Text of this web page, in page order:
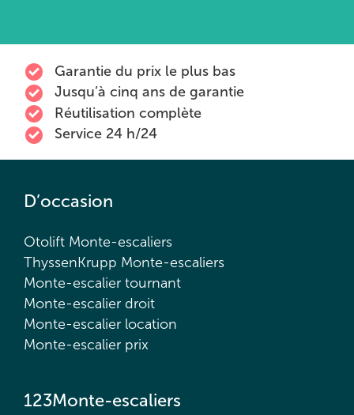
Garantie du prix le plus bas
Jusqu’à cinq ans de garantie
Réutilisation complète
Service 24 h/24
D’occasion
Otolift Monte-escaliers
ThyssenKrupp Monte-escaliers
Monte-escalier tournant
Monte-escalier droit
Monte-escalier location
Monte-escalier prix
123Monte-escaliers